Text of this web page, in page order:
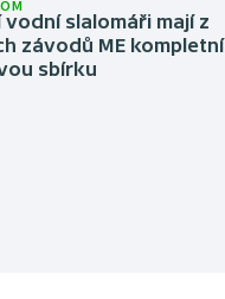
vodní slalomáři mají z
závodů ME kompletní
sbírku